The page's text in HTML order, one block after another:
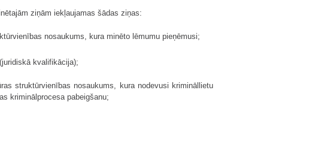
ziņām iekļaujamas šādas ziņas:
nosaukums, kura minēto lēmumu pieņēmusi;
kvalifikācija);
struktūrvienības nosaukums, kura nodevusi krimināllietu
kriminālprocesa pabeigšanu;